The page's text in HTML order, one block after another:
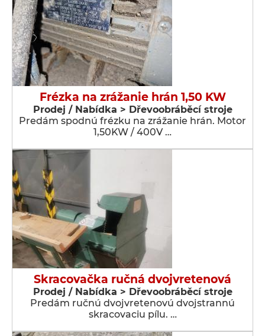
Frézka na zrážanie hrán 1,50 KW
Prodej / Nabídka > Dřevoobráběcí stroje
Predám spodnú frézku na zrážanie hrán. Motor
1,50KW / 400V …
Skracovačka ručná dvojvretenová
Prodej / Nabídka > Dřevoobráběcí stroje
Predám ručnú dvojvretenovú dvojstrannú
skracovaciu pílu. …